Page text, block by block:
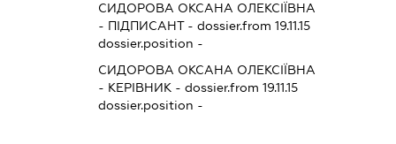
СИДОРОВА ОКСАНА ОЛЕКСІЇВНА
- ПІДПИСАНТ- dossier.from 19.11.15
dossier.position -
СИДОРОВА ОКСАНА ОЛЕКСІЇВНА
- КЕРІВНИК - dossier.from 19.11.15
dossier.position -